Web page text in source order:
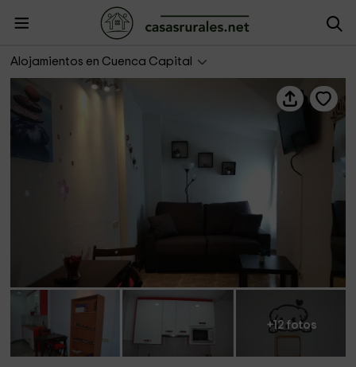
Alojamientos en Cuenca Capital
+12 fotos